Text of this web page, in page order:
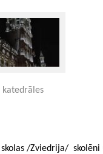
katedrāles
skolas /Zviedrija/ skolēni